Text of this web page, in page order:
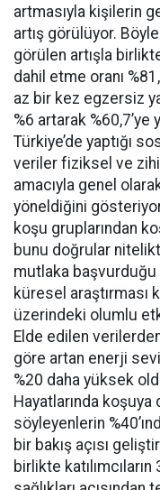
artmasıyla kişilerin
artış görülüyor.
görülen artışla
dahil etme oranı
az bir kez egzersiz
%6 artarak %60,7’ye
Türkiye’de yaptığı
veriler fiziksel ve
amacıyla genel
yöneldiğini
koşu gruplarından
bunu doğrular
mutlaka başvurduğu
küresel araştırması
üzerindeki olumlu
Elde edilen
göre artan enerji
%20 daha yüksek
Hayatlarında koşuya
söyleyenlerin
bir bakış açısı
birlikte